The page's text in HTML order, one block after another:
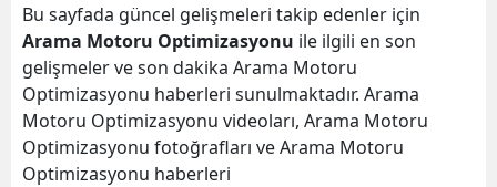
Bu sayfada güncel gelişmeleri takip edenler için
Arama Motoru Optimizasyonu ile ilgili en son
gelişmeler ve son dakika Arama Motoru
Optimizasyonu haberleri sunulmaktadır. Arama
Motoru Optimizasyonu videoları, Arama Motoru
Optimizasyonu fotoğrafları ve Arama Motoru
Optimizasyonu haberleri